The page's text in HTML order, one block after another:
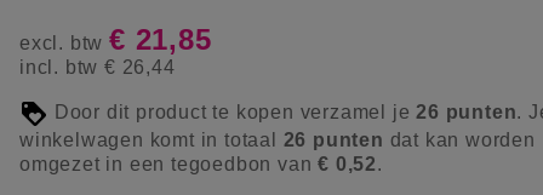
excl. btw € 21,85
incl. btw € 26,44
Door dit product te kopen verzamel je26 punten.
winkelwagen komt in totaal 26 punten dat kan worden
omgezet in een tegoedbon van€ 0,52.